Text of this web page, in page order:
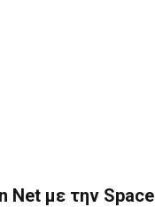
Net με την Space